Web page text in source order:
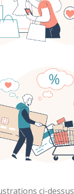
ci-dessus